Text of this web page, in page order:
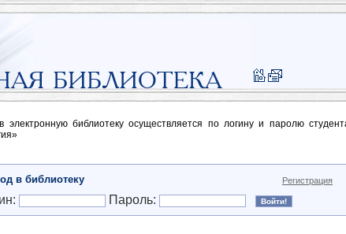
электронную библиотеку осуществляется по логину и паролю
в библиотеку Регистрация
Пароль: